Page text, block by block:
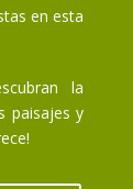
en esta
la
paisajes y